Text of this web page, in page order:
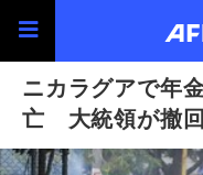
ニカラグアで年
亡 大統領が撤